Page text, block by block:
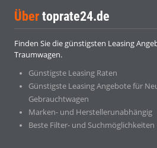
Über toprate24.de
Finden Sie die günstigsten Leasing
Traumwagen.
Günstigste Leasing Raten
Günstigste Leasing Angebote für
Gebrauchtwagen
Marken- und Herstellerunabhängig
Beste Filter- und Suchmöglichkeiten